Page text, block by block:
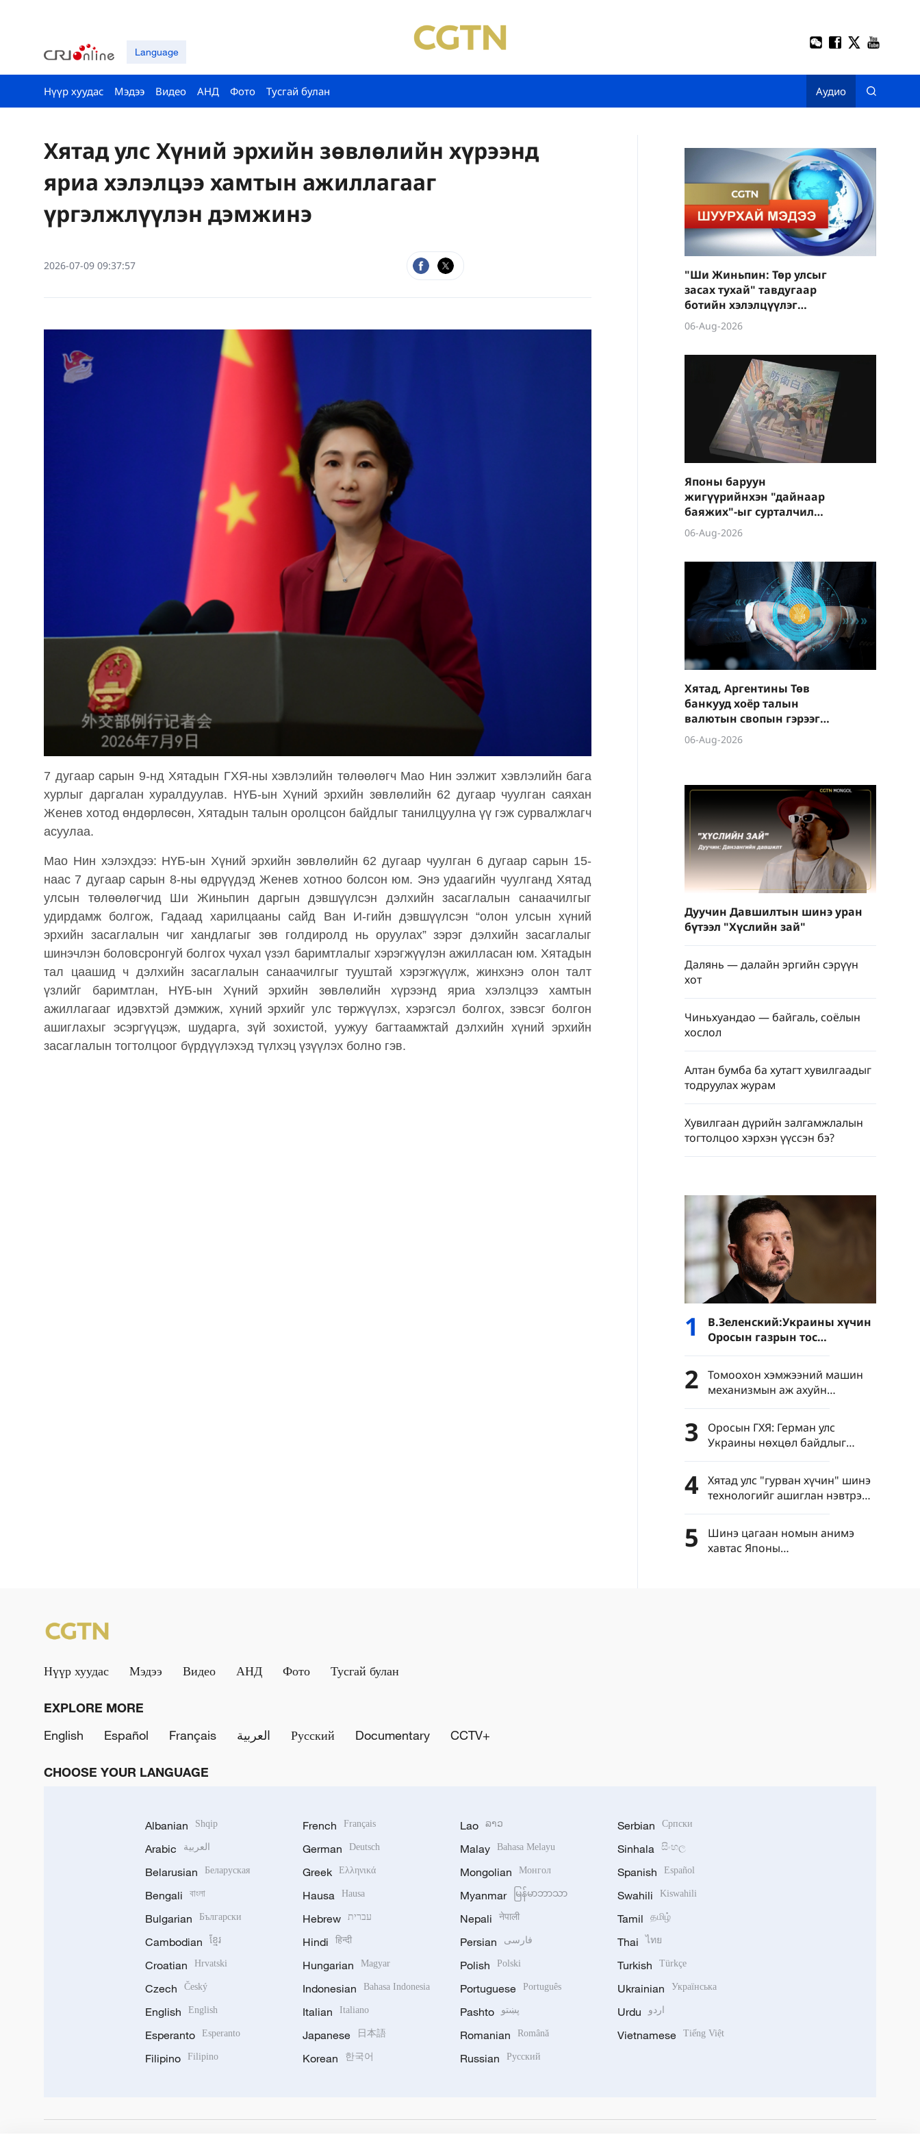
Language
Нүүр хуудас Мэдээ Видео АНД Фото Тусгай булан Аудио
Хятад улс Хүний эрхийн зөвлөлийн хүрээнд
яриа хэлэлцээ хамтын ажиллагааг
үргэлжлүүлэн дэмжинэ
2026-07-09 09:37:57
7 дугаар сарын 9-нд Хятадын ГХЯ-ны хэвлэлийн төлөөлөгч Мао Нин ээлжит хэвлэлийн бага
хурлыг даргалан хуралдуулав. НҮБ-ын Хүний эрхийн зөвлөлийн 62 дугаар чуулган саяхан
Женев хотод өндөрлөсөн, Хятадын талын оролцсон байдлыг танилцуулна үү гэж сурвалжлагч
асуулаа.
Мао Нин хэлэхдээ: НҮБ-ын Хүний эрхийн зөвлөлийн 62 дугаар чуулган 6 дугаар сарын 15-
наас 7 дугаар сарын 8-ны өдрүүдэд Женев хотноо болсон юм. Энэ удаагийн чуулганд Хятад
улсын төлөөлөгчид Ши Жиньпин даргын дэвшүүлсэн дэлхийн засаглалын санаачилгыг
удирдамж болгож, Гадаад харилцааны сайд Ван И-гийн дэвшүүлсэн “олон улсын хүний
эрхийн засаглалын чиг хандлагыг зөв голдиролд нь оруулах” зэрэг дэлхийн засаглалыг
шинэчлэн боловсронгуй болгох чухал үзэл баримтлалыг хэрэгжүүлэн ажилласан юм. Хятадын
тал цаашид ч дэлхийн засаглалын санаачилгыг тууштай хэрэгжүүлж, жинхэнэ олон талт
үзлийг баримтлан, НҮБ-ын Хүний эрхийн зөвлөлийн хүрээнд яриа хэлэлцээ хамтын
ажиллагааг идэвхтэй дэмжиж, хүний эрхийг улс төржүүлэх, хэрэгсэл болгох, зэвсэг болгон
ашиглахыг эсэргүүцэж, шударга, зүй зохистой, уужуу багтаамжтай дэлхийн хүний эрхийн
засаглалын тогтолцоог бүрдүүлэхэд түлхэц үзүүлэх болно гэв.
"Ши Жиньпин: Төр улсыг
засах тухай" тавдугаар
ботийн хэлэлцүүлэг
боллоо
06-Aug-2026
Японы баруун
жигүүрийнхэн "дайнаар
баяжих"-ыг сурталчилж
байна
06-Aug-2026
Хятад, Аргентины Төв
банкууд хоёр талын
валютын свопын гэрээг
шинэчиллээ
06-Aug-2026
Дуучин Давшилтын шинэ уран
бүтээл "Хүслийн зай"
Далянь — далайн эргийн сэрүүн
хот
Чиньхуандао — байгаль, соёлын
хослол
Алтан бумба ба хутагт хувилгаадыг
тодруулах журам
Хувилгаан дүрийн залгамжлалын
тогтолцоо хэрхэн үүссэн бэ?
1
В.Зеленский:Украины хүчин
Оросын газрын тос
боловсруулах үйлдвэрүүд
болон Хар тэнгисийн хөлөг
онгоцнуудад цохилт өгчээ
2
Томоохон хэмжээний машин
механизмын аж ахуйн
нэгжүүдийн нэмүү өртөг 6.4
хувиар өсөв
3
Оросын ГХЯ: Герман улс
Украины нөхцөл байдлыг
хурцатгаж байна
4
Хятад улс "гурван хүчин" шинэ
технологийг ашиглан нэвтрэн
тархахаас сэргийлэхийг
уриалав
5
Шинэ цагаан номын анимэ
хавтас Японы
Нүүр хуудас Мэдээ Видео АНД Фото Тусгай булан
EXPLORE MORE
English
Español Français العربية Русский Documentary CCTV+
CHOOSE YOUR LANGUAGE
Albanian Shqip
Arabic العربية
Belarusian Беларуская
Bengali বাংলা
Bulgarian Български
Cambodian ខ្មែរ
Croatian Hrvatski
Czech Český
English English
Esperanto Esperanto
Filipino Filipino
French Français
German Deutsch
Greek Ελληνικά
Hausa Hausa
Hebrew עברית
Hindi हिन्दी
Hungarian Magyar
Indonesian Bahasa Indonesia
Italian Italiano
Japanese 日本語
Korean 한국어
Lao ລາວ
Malay Bahasa Melayu
Mongolian Монгол
Myanmar မြန်မာဘာသာ
Nepali नेपाली
Persian فارسی
Polish Polski
Portuguese Português
Pashto پښتو
Romanian Română
Russian Русский
Serbian Српски
Sinhala සිංහල
Spanish Español
Swahili Kiswahili
Tamil தமிழ்
Thai ไทย
Turkish Türkçe
Ukrainian Українська
Urdu اردو
Vietnamese Tiếng Việt